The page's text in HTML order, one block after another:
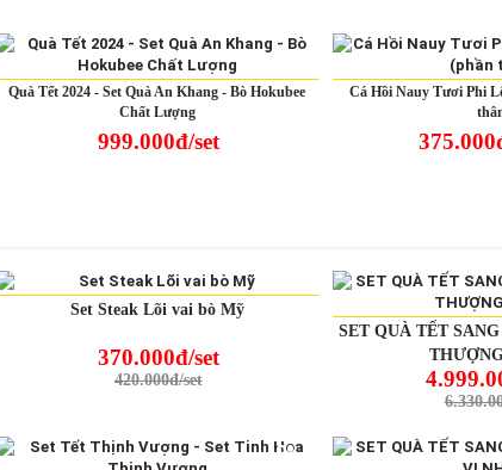
Quà Tết 2024 - Set Quà An Khang - Bò Hokubee
Chất Lượng
999.000đ/set
Cá Hồi Nauy Tươi Phi
Set Steak Lõi vai bò Mỹ
370.000đ/set
420.000đ/set
SET QUÀ TẾT
-9%